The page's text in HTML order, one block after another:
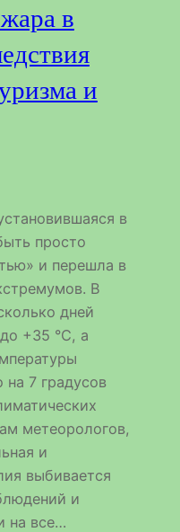
в
и
в
просто
и перешла в
В
дней
+35 °С, а
7 градусов
метеорологов,
и
выбивается
и
на все…